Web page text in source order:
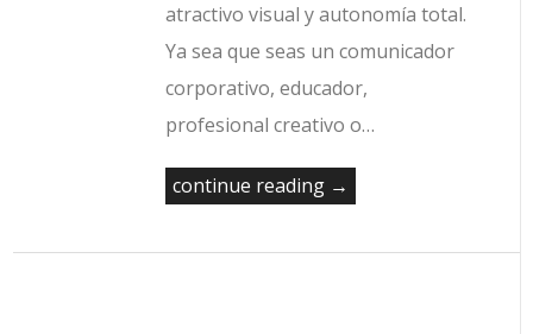
atractivo visual y autonomía total.
Ya sea que seas un comunicador
corporativo, educador,
profesional creativo o…
continue reading →